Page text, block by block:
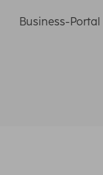
Business-Portal